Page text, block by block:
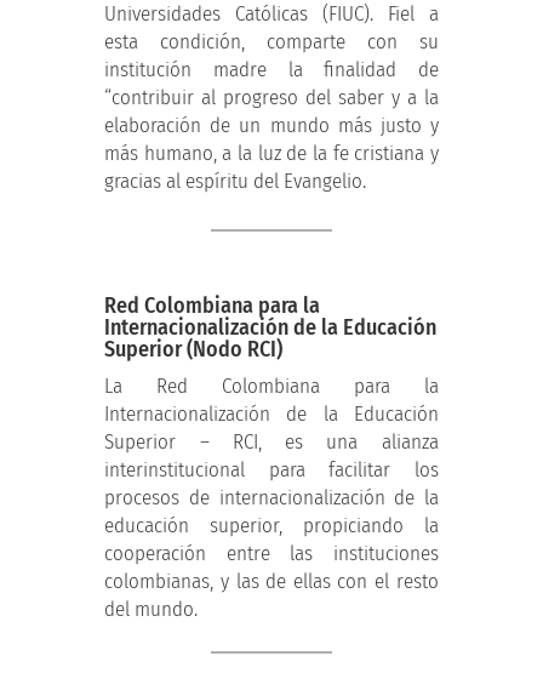
Universidades Católicas (FIUC). Fiel a
esta condición, comparte con su
institución madre la finalidad de
“contribuir al progreso del saber y a la
elaboración de un mundo más justo y
más humano, a la luz de la fe cristiana y
gracias al espíritu del Evangelio.
Red Colombiana para la
Internacionalización de la Educación
Superior (Nodo RCI)
La Red Colombiana para la
Internacionalización de la Educación
Superior – RCI, es una alianza
interinstitucional para facilitar los
procesos de internacionalización de la
educación superior, propiciando la
cooperación entre las instituciones
colombianas, y las de ellas con el resto
del mundo.